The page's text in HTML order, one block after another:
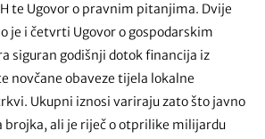
te Ugovor o pravnim pitanjima. Dvije
je i četvrti Ugovor o gospodarskim
siguran godišnji dotok financija iz
novčane obaveze tijela lokalne
Ukupni iznosi variraju zato što javno
brojka, ali je riječ o otprilike milijardu